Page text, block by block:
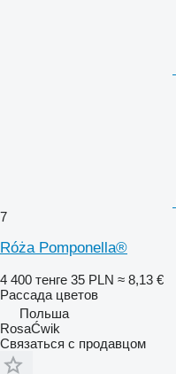
7
Róża Pomponella®
4 400 тенге 35 PLN ≈ 8,13 €
Рассада цветов
Польша
RosaĆwik
Связаться с продавцом